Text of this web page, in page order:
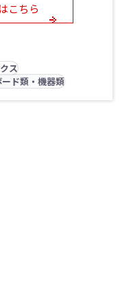
こちら
ス
ード類・機器類